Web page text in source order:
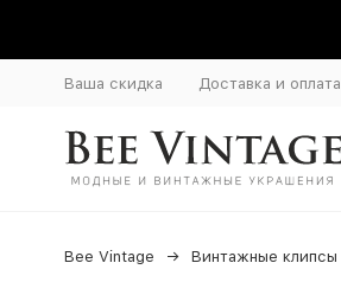
Ваша скидка Доставка и оплата
Bee Vintage Винтажные клипсы